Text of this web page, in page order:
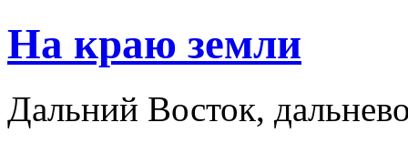
На краю земли
Дальний Восток,